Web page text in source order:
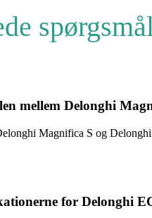
spørgsmål
mellem Delonghi
Magnifica S og
for Delonghi